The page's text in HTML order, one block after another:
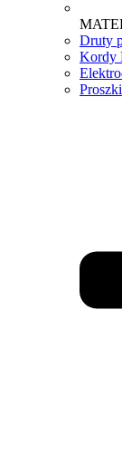
Druty
Kordy
Proszki